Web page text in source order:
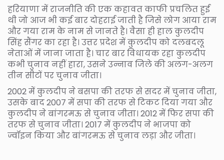
हरियाणा में राजनीति की एक कहावत काफी प्रचलित हुई
थी जो आज भी कई बार दोहराई जाती है जिसे लोग आया राम
और गया राम के नाम से जानते है। वैसा ही हाल कुलदीप
सिंह सैंगर का रहा है। उत्तर प्रदेश में कुलदीप को दलबदलू
नेताओं में जाना जाता है। चार बार विधायक रहा कुलदीप
कभी चुनाव नहीं हारा, उसने उन्नाव जिले की अलग-अलग
तीन सीटों पर चुनाव जीता।
2002 में कुलदीप ने बसपा की तरफ से सदर में चुनाव जीता,
उसके बाद 2007 में सपा की तरफ से टिकट दिया गया और
कुलदीप ने बांगरमऊ से चुनाव जीता। 2012 में फिर सपा की
तरफ से चुनाव जीता। 2017 में कुलदीप ने भाजपा को
ज्वॉइन किया और बांगरमऊ से चुनाव लड़ा और जीता।